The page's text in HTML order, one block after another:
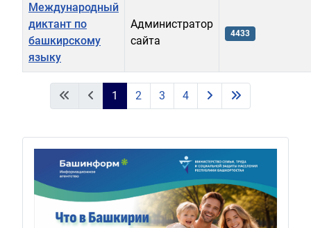
Материалы
Международный
диктант по
башкирскому
языку
Администратор
сайта
4433
1 2 3 4